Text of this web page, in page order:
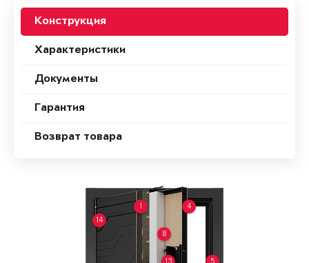
Конструкция
Характеристики
Документы
Гарантия
Возврат товара
1 4
5
8
13
14